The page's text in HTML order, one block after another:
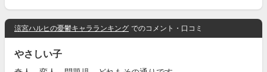
涼宮ハルヒの憂鬱キャラランキング でのコメント・口コミ
やさしい子